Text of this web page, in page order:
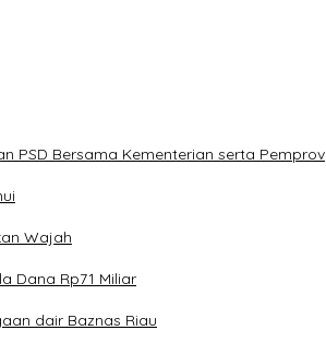
PSD Bersama Kementerian serta Pemprov
Wajah
Dana Rp71 Miliar
dair Baznas Riau